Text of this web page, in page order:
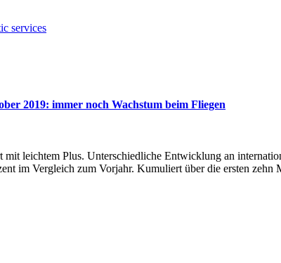
services
2019: immer noch Wachstum beim Fliegen
mit leichtem Plus. Unterschiedliche Entwicklung an
im Vergleich zum Vorjahr. Kumuliert über die ersten